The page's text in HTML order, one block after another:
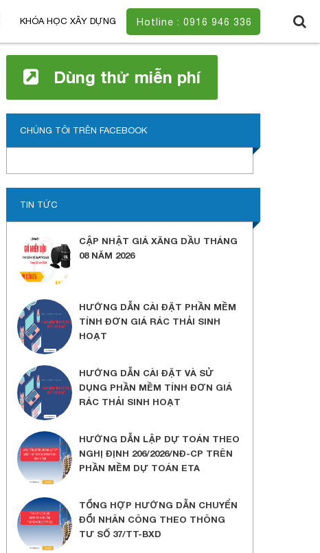
KHÓA HỌC XÂY DỰNG Hotline : 0916 946 336
Dùng thử miễn phí
CHÚNG TÔI TRÊN FACEBOOK
TIN TỨC
CẬP NHẬT GIÁ XĂNG DẦU THÁNG
08 NĂM 2026
HƯỚNG DẪN CÀI ĐẶT PHẦN MỀM
TÍNH ĐƠN GIÁ RÁC THẢI SINH
HOẠT
HƯỚNG DẪN CÀI ĐẶT VÀ SỬ
DỤNG PHẦN MỀM TÍNH ĐƠN GIÁ
RÁC THẢI SINH HOẠT
HƯỚNG DẪN LẬP DỰ TOÁN THEO
NGHỊ ĐỊNH 206/2026/NĐ-CP TRÊN
PHẦN MỀM DỰ TOÁN ETA
TỔNG HỢP HƯỚNG DẪN CHUYỂN
ĐỔI NHÂN CÔNG THEO THÔNG
TƯ SỐ 37/TT-BXD